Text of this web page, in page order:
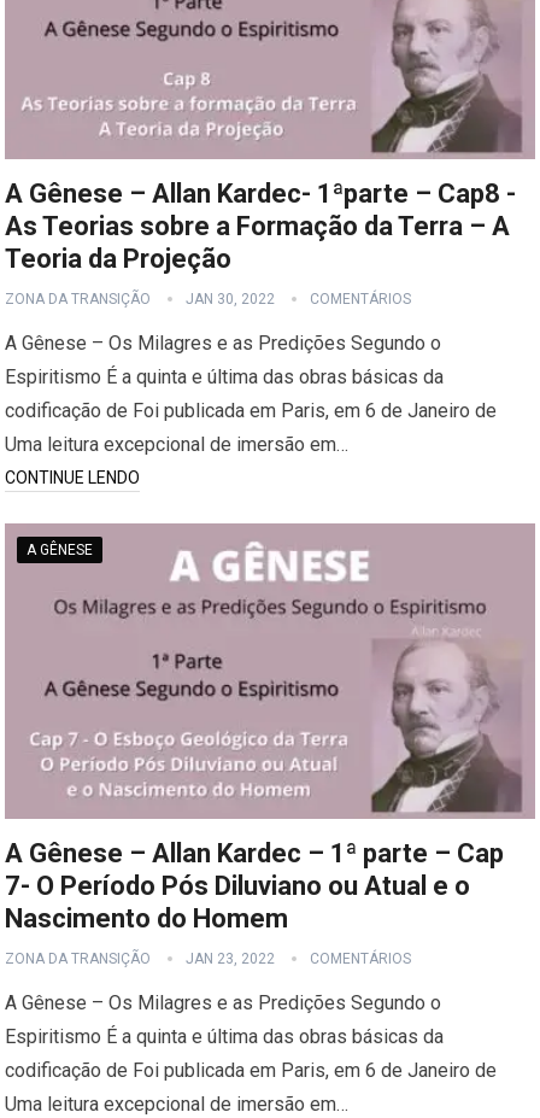
A Gênese – Allan Kardec- 1ªparte – Cap8 -
As Teorias sobre a Formação da Terra – A
Teoria da Projeção
ZONA DA TRANSIÇÃO JAN 30, 2022 COMENTÁRIOS
A Gênese – Os Milagres e as Predições Segundo o
Espiritismo É a quinta e última das obras básicas da
codificação de Foi publicada em Paris, em 6 de Janeiro de
Uma leitura excepcional de imersão em…
CONTINUE LENDO
A GÊNESE
A Gênese – Allan Kardec – 1ª parte – Cap
7- O Período Pós Diluviano ou Atual e o
Nascimento do Homem
ZONA DA TRANSIÇÃO JAN 23, 2022 COMENTÁRIOS
A Gênese – Os Milagres e as Predições Segundo o
Espiritismo É a quinta e última das obras básicas da
codificação de Foi publicada em Paris, em 6 de Janeiro de
Uma leitura excepcional de imersão em…